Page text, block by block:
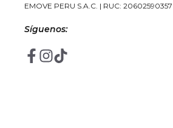
EMOVE PERU S.A.C. | RUC: 20602590357
Síguenos: